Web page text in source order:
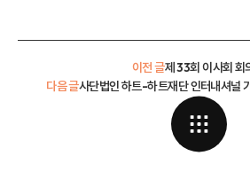
이전 글제 33회 이사회 회
사단법인 하트-하트재단 인터내셔널
다음 글